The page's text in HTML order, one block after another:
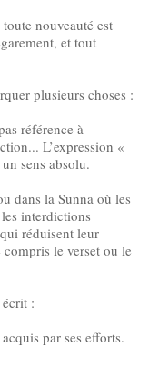
nouveauté est
et tout
plusieurs choses :
référence à
L’expression «
sens absolu.
dans la Sunna où les
interdictions
réduisent leur
le verset ou le
:
par ses efforts.